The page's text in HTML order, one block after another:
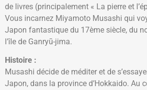
de livres (principalement « La pierre et
Vous incarnez Miyamoto Musashi qui
Japon fantastique du 17ème siècle, du
l’île de Ganryū-jima.
Histoire :
Musashi décide de méditer et de
Japon, dans la province d’Hokkaido. Au